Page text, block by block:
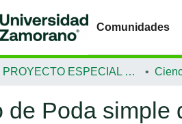
Comunidades
PROYECTO ESPECIAL DE GRADUACIÓN
de Poda simple